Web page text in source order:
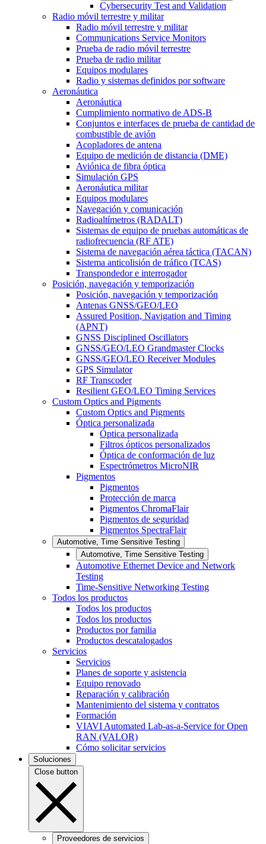
Cybersecurity Test and Validation
Radio móvil terrestre y militar
Radio móvil terrestre y militar
Communications Service Monitors
Prueba de radio móvil terrestre
Prueba de radio militar
Equipos modulares
Radio y sistemas definidos por software
Aeronáutica
Aeronáutica
Cumplimiento normativo de ADS-B
Conjuntos e interfaces de prueba de cantidad de
combustible de avión
Acopladores de antena
Equipo de medición de distancia (DME)
Aviónica de fibra óptica
Simulación GPS
Aeronáutica militar
Equipos modulares
Navegación y comunicación
Radioaltímetros (RADALT)
Sistemas de equipo de pruebas automáticas de
radiofrecuencia (RF ATE)
Sistema de navegación aérea táctica (TACAN)
Sistema anticolisión de tráfico (TCAS)
Transpondedor e interrogador
Posición, navegación y temporización
Posición, navegación y temporización
Antenas GNSS/GEO/LEO
Assured Position, Navigation and Timing
(APNT)
GNSS Disciplined Oscillators
GNSS/GEO/LEO Grandmaster Clocks
GNSS/GEO/LEO Receiver Modules
GPS Simulator
RF Transcoder
Resilient GEO/LEO Timing Services
Custom Optics and Pigments
Custom Optics and Pigments
Óptica personalizada
Óptica personalizada
Filtros ópticos personalizados
Óptica de conformación de luz
Espectrómetros MicroNIR
Pigmentos
Pigmentos
Protección de marca
Pigmentos ChromaFlair
Pigmentos de seguridad
Pigmentos SpectraFlair
Automotive, Time Sensitive Testing
Automotive, Time Sensitive Testing
Automotive Ethernet Device and Network
Testing
Time-Sensitive Networking Testing
Todos los productos
Todos los productos
Todos los productos
Productos por familia
Productos descatalogados
Servicios
Servicios
Planes de soporte y asistencia
Equipo renovado
Reparación y calibración
Mantenimiento del sistema y contratos
Formación
VIAVI Automated Lab-as-a-Service for Open
RAN (VALOR)
Cómo solicitar servicios
Soluciones
Close button
Proveedores de servicios